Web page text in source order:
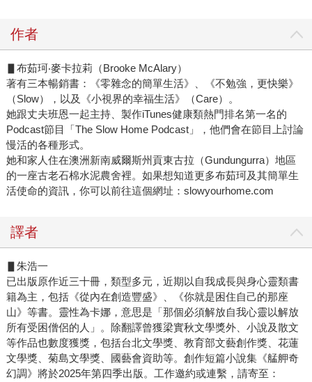
作者
▋布茹珂‧麥卡拉莉（Brooke McAlary）
著有三本暢銷書：《零雜念的簡單生活》、《不勉強，更快樂》
（Slow），以及《小視界的幸福生活》（Care）。
她跟丈夫班恩一起主持、製作iTunes健康類熱門排名第一名的
Podcast節目「The Slow Home Podcast」，他們會在節目上討論
慢活的各種形式。
她和家人住在澳洲新南威爾斯州貢東古拉（Gundungurra）地區
的一座古老石棉水泥農舍裡。如果想知道更多布茹珂及其簡單生
活使命的資訊，你可以前往這個網址：slowyourhome.com
譯者
▋朱浩一
已出版原作近三十冊，類型多元，近期以自我成長與身心靈類書
籍為主，包括《從內在創造豐盛》、《你就是困住自己的那座
山》等書。靈性為卡娜，意思是「那個必須解放自我心靈以解放
所有受困僧侶的人」。除翻譯曾獲梁實秋文學獎外、小說及散文
等作品也數度獲獎，包括台北文學獎、教育部文藝創作獎、花蓮
文學獎、菊島文學獎、國藝會資助等。創作短篇小說集《艋舺奇
幻調》將於2025年第四季出版。工作邀約或連繫，請寄至：